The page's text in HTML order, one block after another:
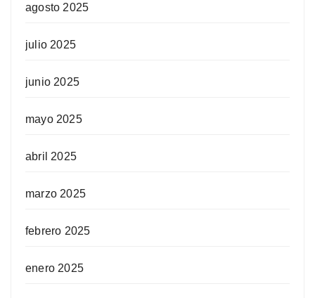
agosto 2025
julio 2025
junio 2025
mayo 2025
abril 2025
marzo 2025
febrero 2025
enero 2025